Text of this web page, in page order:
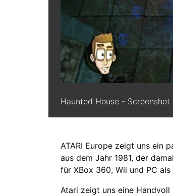
Haunted House - Screenshot
ATARI Europe zeigt uns ein
aus dem Jahr 1981, der
für XBox 360, Wii und PC
Atari zeigt uns eine